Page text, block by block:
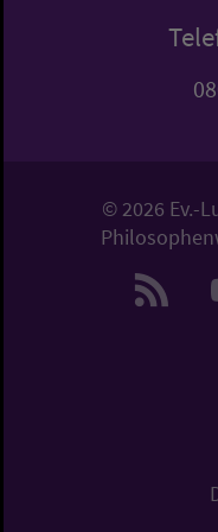
© 2026 Ev.-